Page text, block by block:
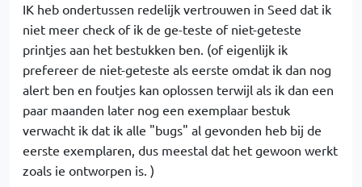
IK heb ondertussen redelijk vertrouwen in Seed dat ik
niet meer check of ik de ge-teste of niet-geteste
printjes aan het bestukken ben. (of eigenlijk ik
prefereer de niet-geteste als eerste omdat ik dan nog
alert ben en foutjes kan oplossen terwijl als ik dan een
paar maanden later nog een exemplaar bestuk
verwacht ik dat ik alle "bugs" al gevonden heb bij de
eerste exemplaren, dus meestal dat het gewoon werkt
zoals ie ontworpen is. )